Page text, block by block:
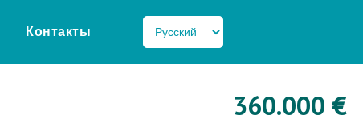
Контакты
360.000 €